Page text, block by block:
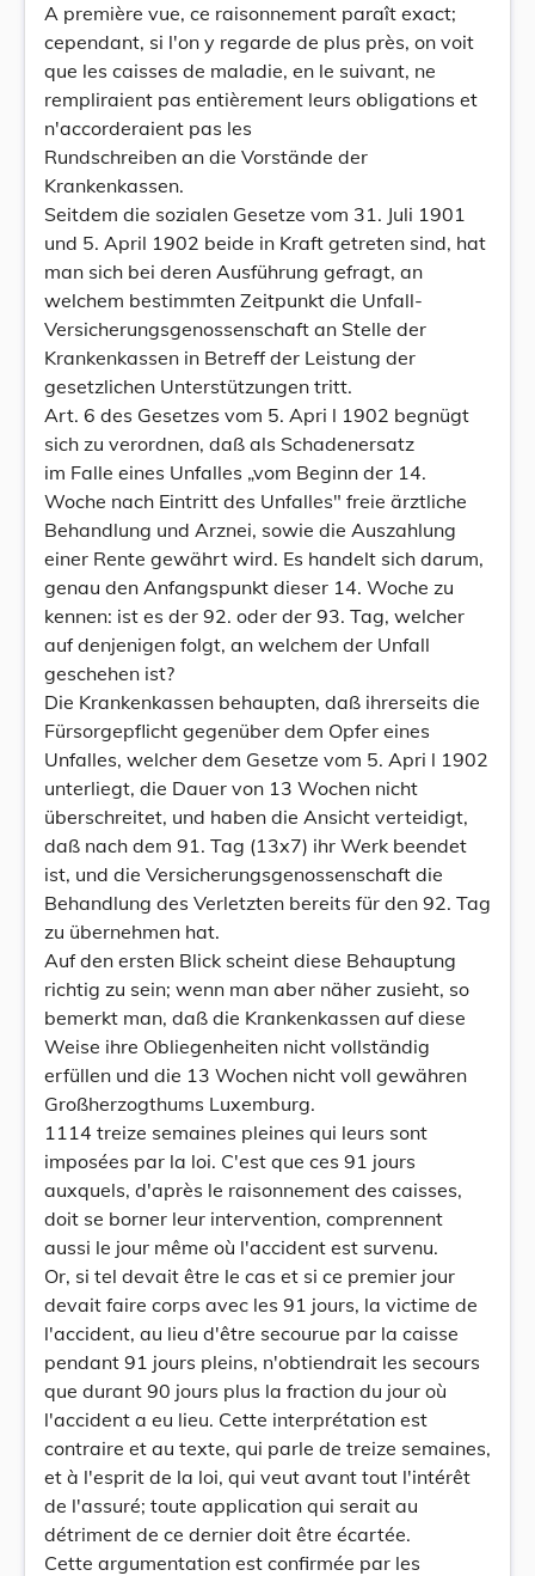
A première vue, ce raisonnement paraît exact;
cependant, si l'on y regarde de plus près, on voit
que les caisses de maladie, en le suivant, ne
rempliraient pas entièrement leurs obligations et
n'accorderaient pas les
Rundschreiben an die Vorstände der
Krankenkassen.
Seitdem die sozialen Gesetze vom 31. Juli 1901
und 5. April 1902 beide in Kraft getreten sind, hat
man sich bei deren Ausführung gefragt, an
welchem bestimmten Zeitpunkt die Unfall-
Versicherungsgenossenschaft an Stelle der
Krankenkassen in Betreff der Leistung der
gesetzlichen Unterstützungen tritt.
Art. 6 des Gesetzes vom 5. Apri l 1902 begnügt
sich zu verordnen, daß als Schadenersatz
im Falle eines Unfalles „vom Beginn der 14.
Woche nach Eintritt des Unfalles" freie ärztliche
Behandlung und Arznei, sowie die Auszahlung
einer Rente gewährt wird. Es handelt sich darum,
genau den Anfangspunkt dieser 14. Woche zu
kennen: ist es der 92. oder der 93. Tag, welcher
auf denjenigen folgt, an welchem der Unfall
geschehen ist?
Die Krankenkassen behaupten, daß ihrerseits die
Fürsorgepflicht gegenüber dem Opfer eines
Unfalles, welcher dem Gesetze vom 5. Apri l 1902
unterliegt, die Dauer von 13 Wochen nicht
überschreitet, und haben die Ansicht verteidigt,
daß nach dem 91. Tag (13x7) ihr Werk beendet
ist, und die Versicherungsgenossenschaft die
Behandlung des Verletzten bereits für den 92. Tag
zu übernehmen hat.
Auf den ersten Blick scheint diese Behauptung
richtig zu sein; wenn man aber näher zusieht, so
bemerkt man, daß die Krankenkassen auf diese
Weise ihre Obliegenheiten nicht vollständig
erfüllen und die 13 Wochen nicht voll gewähren
Großherzogthums Luxemburg.
1114 treize semaines pleines qui leurs sont
imposées par la loi. C'est que ces 91 jours
auxquels, d'après le raisonnement des caisses,
doit se borner leur intervention, comprennent
aussi le jour même où l'accident est survenu.
Or, si tel devait être le cas et si ce premier jour
devait faire corps avec les 91 jours, la victime de
l'accident, au lieu d'être secourue par la caisse
pendant 91 jours pleins, n'obtiendrait les secours
que durant 90 jours plus la fraction du jour où
l'accident a eu lieu. Cette interprétation est
contraire et au texte, qui parle de treize semaines,
et à l'esprit de la loi, qui veut avant tout l'intérêt
de l'assuré; toute application qui serait au
détriment de ce dernier doit être écartée.
Cette argumentation est confirmée par les